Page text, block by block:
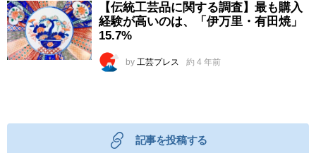
【伝統工芸品に関する調査】最も購入
経験が高いのは、「伊万里・有田焼」
15.7%
by 工芸プレス 約 4 年前
記事を投稿する